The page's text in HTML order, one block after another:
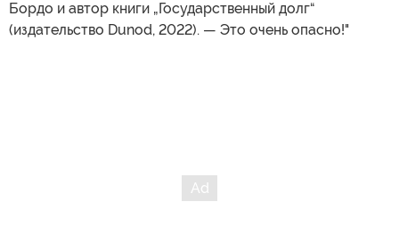
Бордо и автор книги „Государственный долг“
(издательство Dunod, 2022). — Это очень опасно!"